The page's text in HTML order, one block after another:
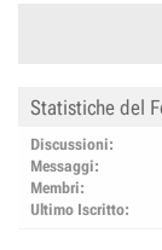
Statistiche del
Discussioni
Messaggi
Membri
Ultimo Iscritto